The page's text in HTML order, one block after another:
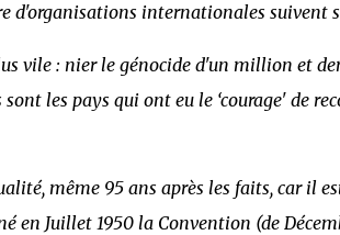
d'organisations internationales suivent
vile : nier le génocide d'un million et
les pays qui ont eu le ‘courage' de
même 95 ans après les faits, car il
en Juillet 1950 la Convention (de